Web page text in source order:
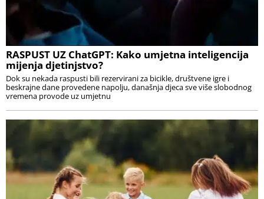
RASPUST UZ ChatGPT: Kako umjetna inteligencija
mijenja djetinjstvo?
Dok su nekada raspusti bili rezervirani za bicikle, društvene igre i
beskrajne dane provedene napolju, današnja djeca sve više slobodnog
vremena provode uz umjetnu